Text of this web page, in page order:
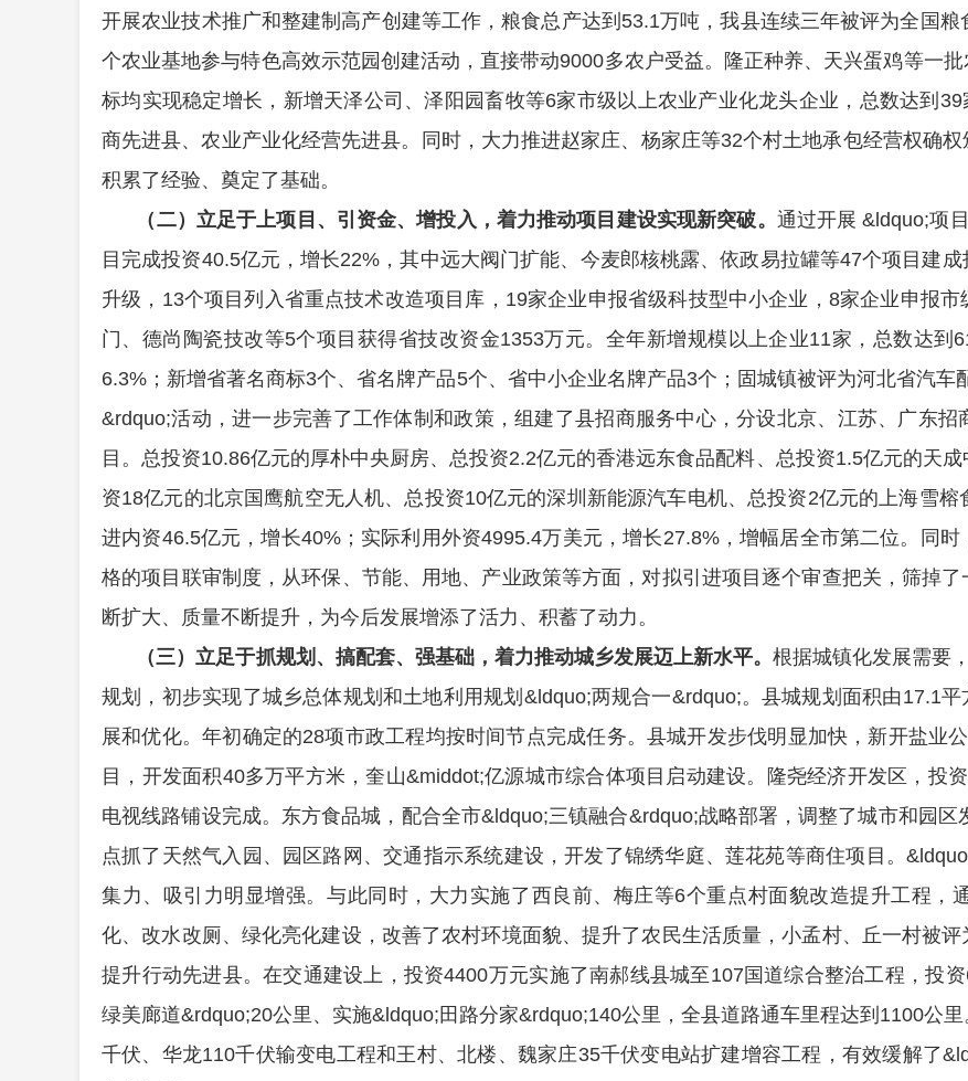
开展农业技术推广和整建制高产创建等工作，粮食总产达到53.1万吨，我县连续三年被评为全国
个农业基地参与特色高效示范园创建活动，直接带动9000多农户受益。隆正种养、天兴蛋鸡等一
标均实现稳定增长，新增天泽公司、泽阳园畜牧等6家市级以上农业产业化龙头企业，总数达到
商先进县、农业产业化经营先进县。同时，大力推进赵家庄、杨家庄等32个村土地承包经营权确
积累了经验、奠定了基础。
（二）立足于上项目、引资金、增投入，着力推动项目建设实现新突破。 通过开展 &ldquo;项
目完成投资40.5亿元，增长22%，其中远大阀门扩能、今麦郎核桃露、依政易拉罐等47个项目建
升级，13个项目列入省重点技术改造项目库，19家企业申报省级科技型中小企业，8家企业申报
门、德尚陶瓷技改等5个项目获得省技改资金1353万元。全年新增规模以上企业11家，总数达到
6.3%；新增省著名商标3个、省名牌产品5个、省中小企业名牌产品3个；固城镇被评为河北省汽
&rdquo;活动，进一步完善了工作体制和政策，组建了县招商服务中心，分设北京、江苏、广东
目。总投资10.86亿元的厚朴中央厨房、总投资2.2亿元的香港远东食品配料、总投资1.5亿元的天
资18亿元的北京国鹰航空无人机、总投资10亿元的深圳新能源汽车电机、总投资2亿元的上海雪榕
进内资46.5亿元，增长40%；实际利用外资4995.4万美元，增长27.8%，增幅居全市第二位。
同时
格的项目联审制度，从环保、节能、用地、产业政策等方面，对拟引进项目逐个审查把关，筛掉
断扩大、质量不断提升， 为今后发展增添了活力、积蓄了动力。
（三）立足于抓规划、搞配套、强基础，着力推动城乡发展迈上新水平。 根据城镇化发展需要
规划，初步实现了城乡总体规划和土地利用规划&ldquo;两规合一&rdquo;。县城规划面积由17.1
展和优化。年初确定的28项市政工程均按时间节点完成任务。县城开发步伐明显加快， 新开盐业
目，开发面积40多万平方米，奎山&middot;亿源城市综合体项目启动建设。隆尧经济开发区，投
电视线路铺设完成。东方食品城，配合全市&ldquo;三镇融合&rdquo;战略部署，调整了城市和园
点抓了天然气入园、园区路网、交通指示系统建设，开发了锦绣华庭、莲花苑等商住项目。
集力、吸引力明显增强。与此同时，大力实施了西良前、梅庄等6个重点村面貌改造提升工程，
化、改水改厕、绿化亮化建设，改善了农村环境面貌、提升了农民生活质量，小孟村、丘一村被
提升行动先进县。在交通建设上，投资4400万元实施了南郝线县城至107国道综合整治工程，投
绿美廊道&rdquo;20公里、实施&ldquo;田路分家&rdquo;140公里，全县道路通车里程达到1100公
千伏、华龙110千伏输变电工程和王村、北楼、魏家庄35千伏变电站扩建增容工程，有效缓解了